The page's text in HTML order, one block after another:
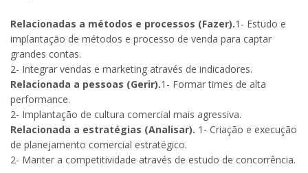
Relacionadas a métodos e processos (Fazer).1- Estudo e
implantação de métodos e processo de venda para captar
grandes contas.
2- Integrar vendas e marketing através de indicadores.
Relacionada a pessoas (Gerir).1- Formar times de alta
performance.
2- Implantação de cultura comercial mais agressiva.
Relacionada a estratégias (Analisar). 1- Criação e execução
de planejamento comercial estratégico.
2- Manter a competitividade através de estudo de concorrência.